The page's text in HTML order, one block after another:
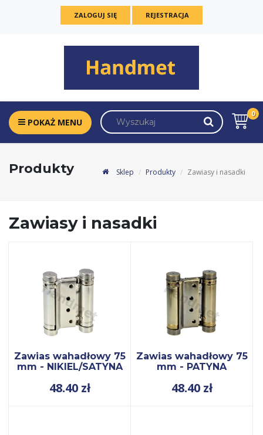
ZALOGUJ SIĘ REJESTRACJA
POKAŻ MENU
0
Produkty Sklep Produkty Zawiasy i nasadki
Zawiasy i nasadki
Zawias wahadłowy 75
mm - NIKIEL/SATYNA
48.40 zł
Zawias wahadłowy 75
mm - PATYNA
48.40 zł